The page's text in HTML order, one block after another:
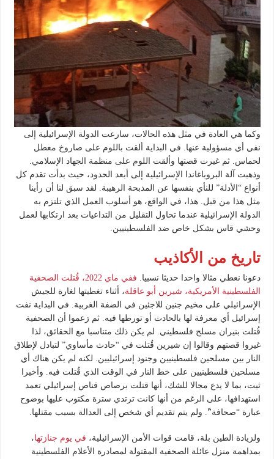
وكما هي العادة في مثل هذه الحالات، سارعت الدولة الإسرائيلية إلى
نفي أي مسؤولية عنها. في البداية ألقت باللوم على صاروخ معطل
لحماس. ثم غيرت قصتها وألقت اللوم على منظمة الجهاد الإسلامي.
وذهبت آلة البروباغاندا الإسرائيلية إلى أبعد الحدود، حيث بدأت تقدم كل
أنواع “الأدلة” للنأي بنفسها عن المذبحة الرهيبة. لقد سبق لنا أن رأينا
مثل هذا من قبل. هذا، في الواقع، هو أسلوب العمل الذي تلتزم به
الدولة الإسرائيلية عندما تحاول التقليل من التداعيات بعد ارتكابها لعمل
وحشي قاس بشكل خاص ضد الفلسطينيين.
تاريخ من الأكاذيب
دعونا نعطي مثالا واحدا حديثا نسبيا.
ففي ماي 2022، قُتلت الصحفية
الفلسطينية الأمريكية، شيرين أبو عاقلة، أثناء تغطيتها لغارة للجيش
الإسرائيلي على مخيم جنين للاجئين في الضفة الغربية. في البداية نفت
إسرائيل أي معرفة لها بالحادث أو تورطها فيه. ثم زعموا أن الصحفية
قُتلت بنيران مسلح فلسطيني. لم يكن ذلك متناسبا مع الحقائق، لذا
غيروا قصتهم وقالوا إن شيرين قُتلت في “حادث مأساوي” لتبادل لإطلاق
النار بين مسلحين فلسطينيين وجنود إسرائيليين. لكنه لم يكن هناك أي
مسلحين فلسطينيين على خط النار في الوقت الذي قُتلت فيه. وأخيرا
ثبت، بما لا يدع مجالا للشك، أنها قتلت برصاص قناص إسرائيلي تعمد
استهدافها، على الرغم من أنها كانت ترتدي سترة مكتوب عليها بوضوح
عبارة “صحافة”ً. ولم يتم تقديم أي شخص إلى العدالة بسبب مقتلها.
ولزيادة الطين بلة، قامت قوات الأمن الإسرائيلية، في يوم جنازتها،
بمداهمة منزل عائلة الصحفية المقتولة لمصادرة الأعلام الفلسطينية